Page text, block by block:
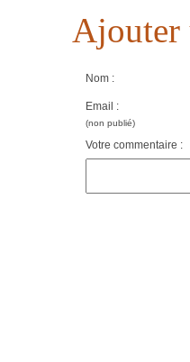
Ajouter
Nom :
Email :
(non publié)
Votre commentaire :